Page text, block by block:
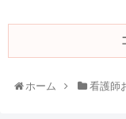
ホーム 看護師